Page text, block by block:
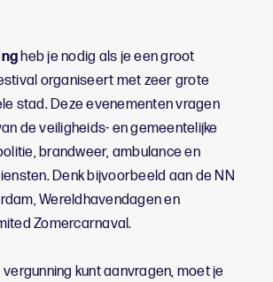
heb je nodig als je een groot
organiseert met zeer grote
stad. Deze evenementen vragen
de veiligheids- en gemeentelijke
brandweer, ambulance en
Denk bijvoorbeeld aan de NN
Wereldhavendagen en
Zomercarnaval.
kunt aanvragen, moet je